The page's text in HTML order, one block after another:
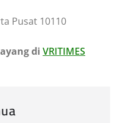
Pusat 10110
di VRITIMES